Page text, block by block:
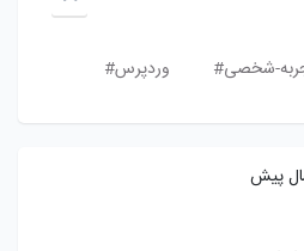
شخصی# وردپرس#